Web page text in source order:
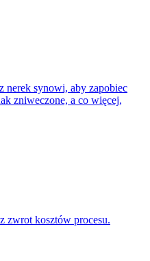
nerek synowi, aby zapobiec
zniweczone, a co więcej,
zwrot kosztów procesu.